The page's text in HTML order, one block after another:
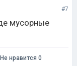
#7
мусорные
Не нравится 0